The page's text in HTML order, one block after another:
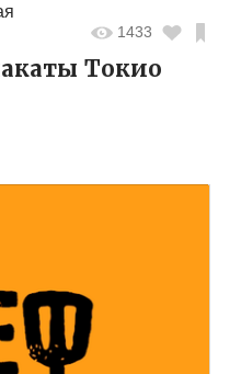
1433
Токио